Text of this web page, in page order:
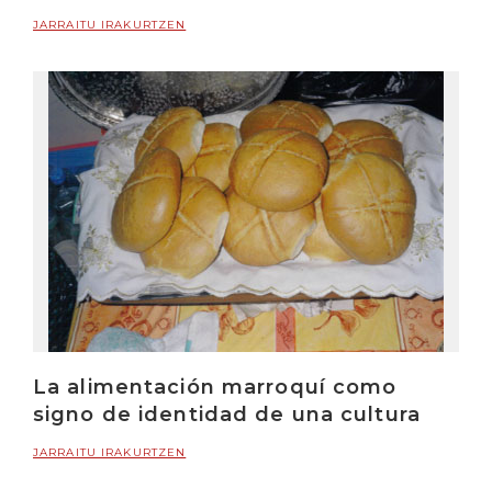
JARRAITU IRAKURTZEN
La alimentación marroquí como
signo de identidad de una cultura
JARRAITU IRAKURTZEN